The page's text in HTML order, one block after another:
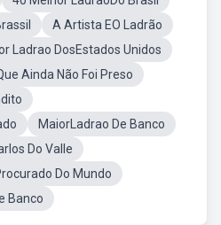
A Artista EO Ladrão
Ladrao DosEstados Unidos
Ainda Não Foi Preso
MaiorLadrao De Banco
Do Valle
Do Mundo
Banco